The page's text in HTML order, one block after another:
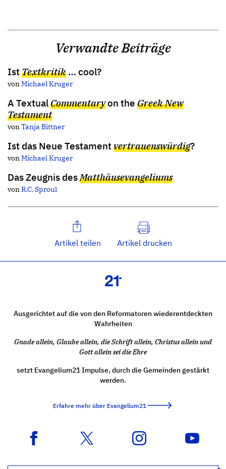
Verwandte Beiträge
IstTextkritik … cool?
vonMichael Kruger
A TextualCommentaryon the Greek New
Testament
vonTanja Bittner
Ist das Neue Testamentvertrauenswürdig?
vonMichael Kruger
Das Zeugnis desMatthäusevangeliums
vonR.C. Sproul
Artikel teilen Artikel drucken
Ausgerichtet auf die von den Reformatoren wiederentdeckten
Wahrheiten
Gnade allein, Glaube allein, die Schrift allein, Christus allein und
Gott allein sei die Ehre
setzt Evangelium21 Impulse, durch die Gemeinden gestärkt
werden.
Erfahre mehr über Evangelium21